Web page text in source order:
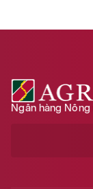
Ngân hàng